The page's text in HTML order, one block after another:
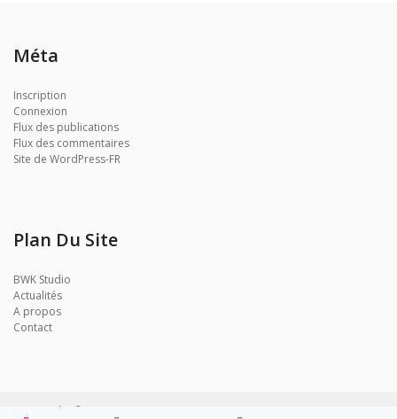
Méta
Inscription
Connexion
Flux des publications
Flux des commentaires
Site de WordPress-FR
Plan Du Site
BWK Studio
Actualités
A propos
Contact
BWK Studio © 2017